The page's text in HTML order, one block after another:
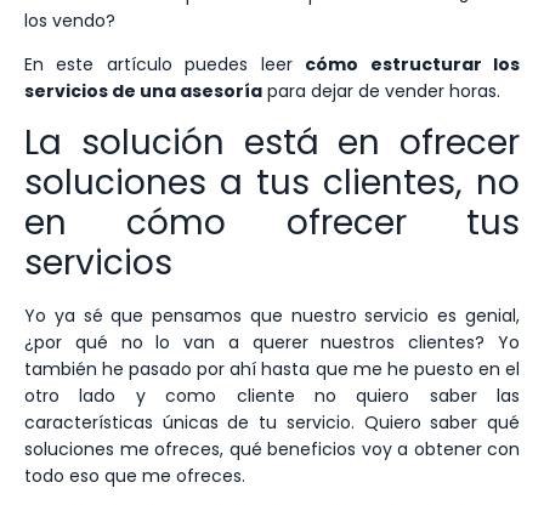
los vendo?
En este artículo puedes leer cómo estructurar los
servicios de una asesoría para dejar de vender horas.
La solución está en ofrecer
soluciones a tus clientes, no
en cómo ofrecer tus
servicios
Yo ya sé que pensamos que nuestro servicio es genial,
¿por qué no lo van a querer nuestros clientes? Yo
también he pasado por ahí hasta que me he puesto en el
otro lado y como cliente no quiero saber las
características únicas de tu servicio. Quiero saber qué
soluciones me ofreces, qué beneficios voy a obtener con
todo eso que me ofreces.